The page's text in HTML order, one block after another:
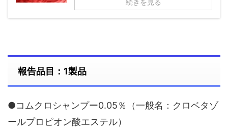
続きを見る
報告品目：1製品
●コムクロシャンプー0.05％（一般名：クロベタゾ
ールプロピオン酸エステル）